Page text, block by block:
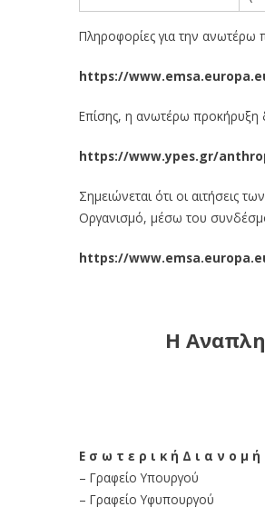
Πληροφορίες για την
https://
Επίσης, η ανωτέρω προκήρυξη
https://www.ypes.gr/
Σημειώνεται ότι οι αιτήσεις
Οργανισμό, μέσω του
https://
Η
Ε σ ω τ ε ρ ι κ ή Δ ι α ν ο μ
– Γραφείο Υπουργού
– Γραφείο Υφυπουργού